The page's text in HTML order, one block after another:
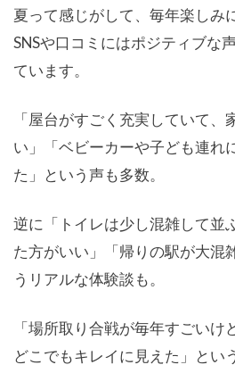
夏って感じがして、毎年楽しみ
SNSや口コミにはポジティブな
ています。
「屋台がすごく充実していて、
い」「ベビーカーや子ども連れ
た」という声も多数。
逆に「トイレは少し混雑して並
た方がいい」「帰りの駅が大混
うリアルな体験談も。
「場所取り合戦が毎年すごいけ
どこでもキレイに見えた」とい